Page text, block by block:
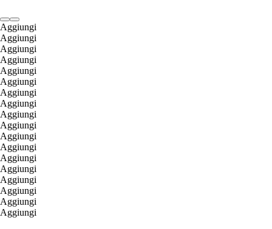
Aggiungi
Aggiungi
Aggiungi
Aggiungi
Aggiungi
Aggiungi
Aggiungi
Aggiungi
Aggiungi
Aggiungi
Aggiungi
Aggiungi
Aggiungi
Aggiungi
Aggiungi
Aggiungi
Aggiungi
Aggiungi